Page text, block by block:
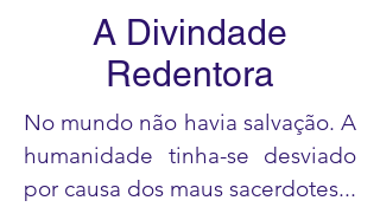
A Divindade
Redentora
No mundo não havia salvação. A
humanidade tinha-se desviado
por causa dos maus sacerdotes...